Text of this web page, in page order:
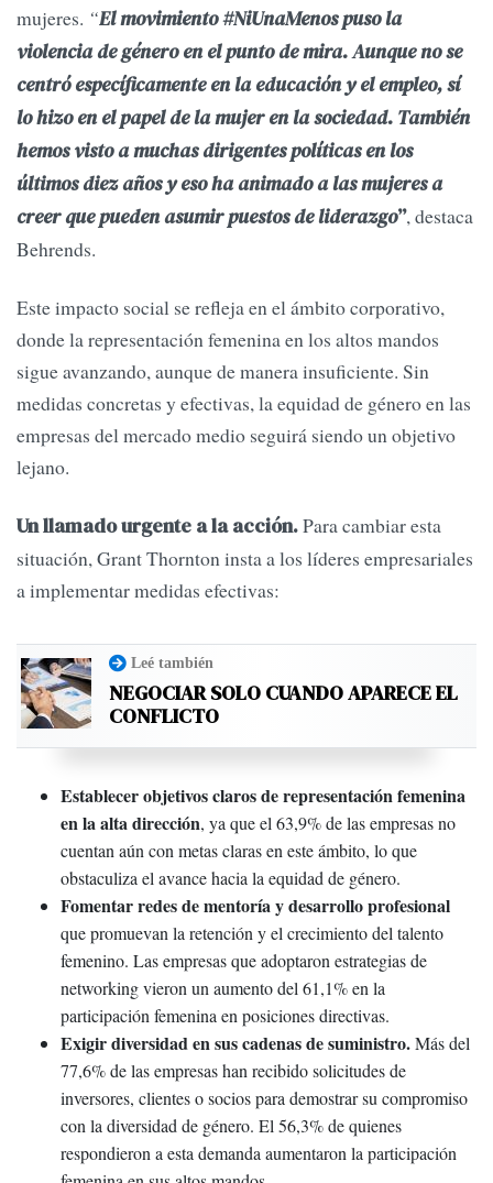
mujeres. “El movimiento #NiUnaMenos puso la
violencia de género en el punto de mira. Aunque no se
centró específicamente en la educación y el empleo, sí
lo hizo en el papel de la mujer en la sociedad. También
hemos visto a muchas dirigentes políticas en los
últimos diez años y eso ha animado a las mujeres a
creer que pueden asumir puestos de liderazgo”, destaca
Behrends.
Este impacto social se refleja en el ámbito corporativo,
donde la representación femenina en los altos mandos
sigue avanzando, aunque de manera insuficiente. Sin
medidas concretas y efectivas, la equidad de género en las
empresas del mercado medio seguirá siendo un objetivo
lejano.
Un llamado urgente a la acción.Para cambiar esta
situación, Grant Thornton insta a los líderes empresariales
a implementar medidas efectivas:
Leé también
NEGOCIAR SOLO CUANDO APARECE EL
CONFLICTO
Establecer objetivos claros de representación femenina
en la alta dirección, ya que el 63,9% de las empresas no
cuentan aún con metas claras en este ámbito, lo que
obstaculiza el avance hacia la equidad de género.
Fomentar redes de mentoría y desarrollo profesional
que promuevan la retención y el crecimiento del talento
femenino. Las empresas que adoptaron estrategias de
networking vieron un aumento del 61,1% en la
participación femenina en posiciones directivas.
Exigir diversidad en sus cadenas de suministro.Más del
77,6% de las empresas han recibido solicitudes de
inversores, clientes o socios para demostrar su compromiso
con la diversidad de género. El 56,3% de quienes
respondieron a esta demanda aumentaron la participación